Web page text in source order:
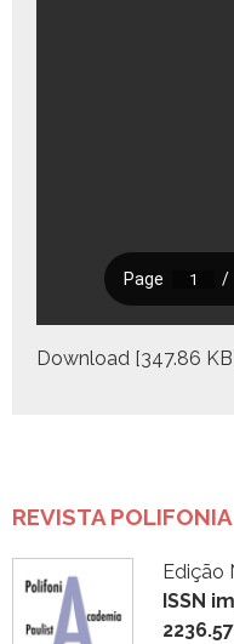
Down­load [347.86 KB]
REVISTA
Edição
ISSN